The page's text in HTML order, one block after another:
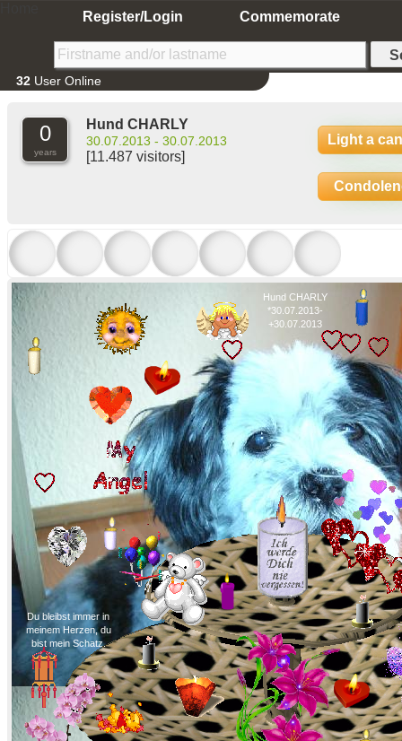
Register/Login Commemorate
32 User Online
0
years
Hund CHARLY
30.07.2013 - 30.07.2013
[11.487 visitors]
Light a
Hund CHARLY
*30.07.2013-
+30.07.2013
Du bleibst immer in
meinem Herzen, du
bist mein Schatz.